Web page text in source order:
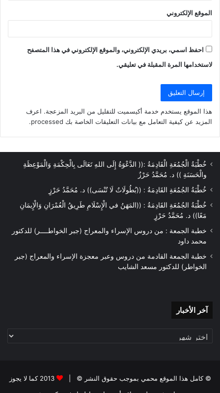
الموقع الإلكتروني
احفظ اسمي، بريدي الإلكتروني، والموقع الإلكتروني في هذا المتصفح
لاستخدامها المرة المقبلة في تعليقي.
هذا الموقع يستخدم خدمة أكيسميت للتقليل من البريد المزعجة. اعرف
المزيد عن كيفية التعامل مع بيانات التعليقات الخاصة بك processed
.
خُطْبَةُ الْجُمُعَةِ الْقَادِمَةُ :(( الدَّعْوَةُ إِلَى اللهِ تَعَالَى بِالْحِكْمَةِ وَالْمَوْعِظَةِ
والْحَسَنَةِ )) د. مُحَمَّدُ حَرْزٌ
خُطْبَةُ الجُمُعَةِ القَادِمَةُ : ((بُطُولَاتٌ لَا تُنْسَى)) د. مُحَمَّدُ حَرْزٍ
خُطْبَةُ الجُمُعَةِ القَادِمَةُ : ((المَهَنُ في الْإِسْلَامِ طَرِيقُ الْعُمْرَانِ وَالْإِيمَانِ
مَعًا)) د. مُحَمَّدُ حَرْزٍ
خطبة الجمعة : من دروس الإسراء والمعراج (جبر الخواطــــر) للدكتور
محمد داود
خطبة الجمعة القادمة من دروس وعبر معجزة الإسراء والمعراج (جبر
الخواطر) للدكتور مسعد الشايب
آخر الأخبار
© كامل هذا الموقع محمي بموجب حقوق النشر © |
2013 كما لا يجوز